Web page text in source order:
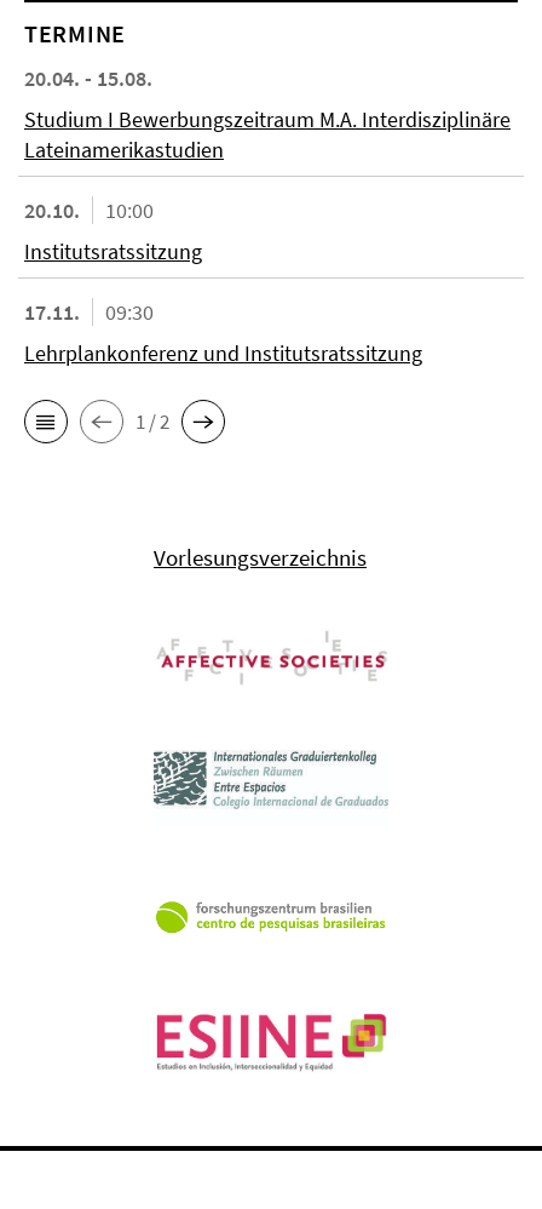
TERMINE
20.04. - 15.08.
Studium I Bewerbungszeitraum M.A. Interdisziplinäre
Lateinamerikastudien
20.10.
10:00
Institutsratssitzung
17.11.
09:30
Lehrplankonferenz und Institutsratssitzung
1 / 2
Vorlesungsverzeichnis